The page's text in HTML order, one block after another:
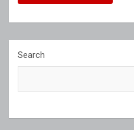
Search